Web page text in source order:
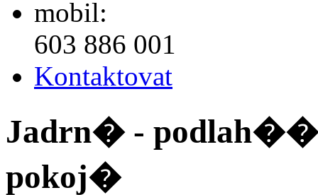
mobil:
603 886 001
Kontaktovat
Jadrn� -
pokoj�